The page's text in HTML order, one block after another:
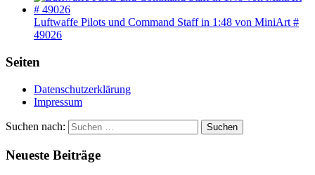
Luftwaffe Pilots und Command Staff in 1:48 von MiniArt #
49026
Seiten
Datenschutzerklärung
Impressum
Suchen nach: Suchen
Neueste Beiträge